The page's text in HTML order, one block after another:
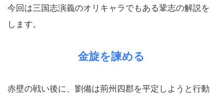
今回は三国志演義のオリキャラでもある鞏志の解説を
します。
金旋を諫める
赤壁の戦い後に、劉備は荊州四郡を平定しようと行動